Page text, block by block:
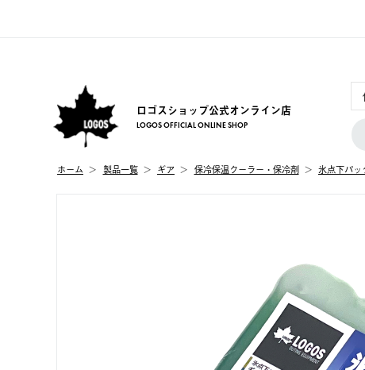
ロゴスショップ公式オンライン店
LOGOS OFFICIAL ONLINE SHOP
ホーム 製品⼀覧 ギア 保冷保温クーラー・保冷剤 氷点下パッ